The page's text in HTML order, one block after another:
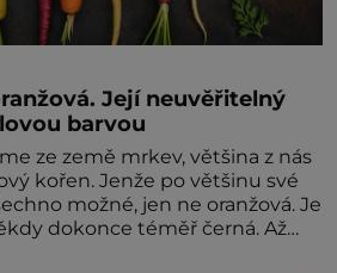
Její neuvěřitelný
barvou
ze země mrkev, většina z nás
kořen. Jenže po většinu své
možné, jen ne oranžová. Je
dokonce téměř černá. Až